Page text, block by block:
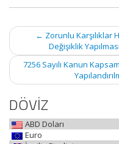
Post
navigation
← Zorunlu Karşılıklar
Değişiklik
7256 Sayılı Kanun
DÖVİZ
ABD Doları
Euro